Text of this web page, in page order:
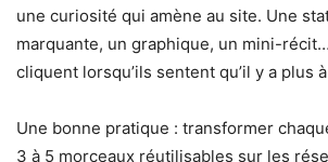
une curiosité qui amène au site. Une
marquante, un graphique, un mini-
cliquent lorsqu’ils sentent qu’il y a plus
Une bonne pratique : transformer
3 à 5 morceaux réutilisables sur les